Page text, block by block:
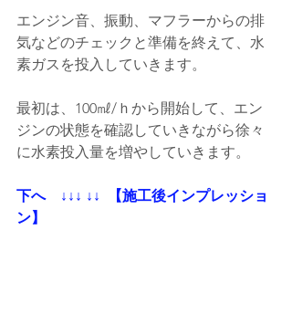
エンジン音、振動、マフラーからの排
気などのチェックと準備を終えて、水
素ガスを投入していきます。
最初は、100㎖/ｈから開始して、エン
ジンの状態を確認していきながら徐々
に水素投入量を増やしていきます。
下へ    ↓↓↓ ↓↓  【施工後インプレッショ
ン】